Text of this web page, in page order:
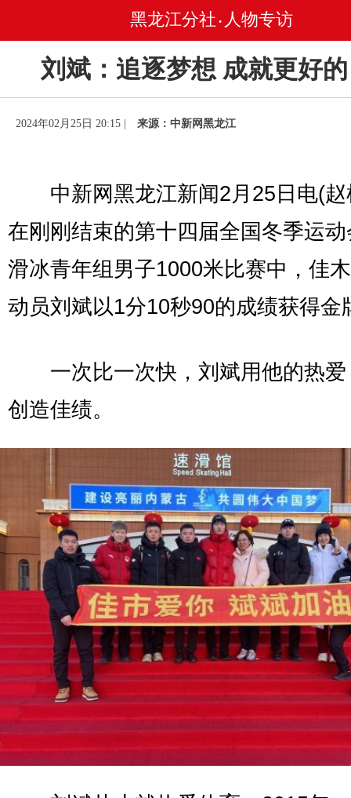
黑龙江分社 • 人物专访
刘斌：追逐梦想 成就更好
2024年02月25日 20:15 | 来源：中新网黑龙江
中新网黑龙江新闻2月25日电(赵
在刚刚结束的第十四届全国冬季运
滑冰青年组男子1000米比赛中，佳
动员刘斌以1分10秒90的成绩获得金
一次比一次快，刘斌用他的热爱
创造佳绩。